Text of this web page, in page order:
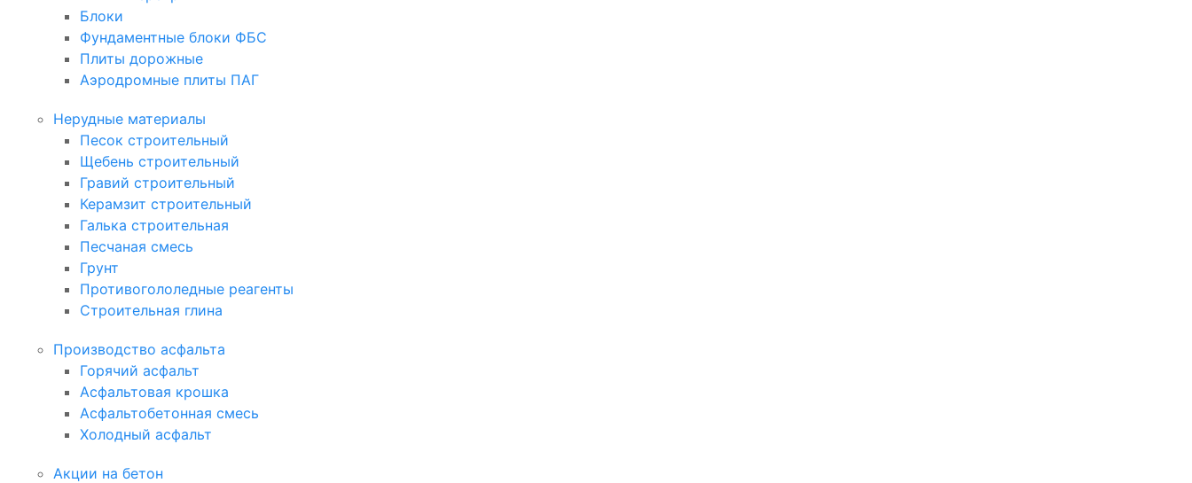
Блоки
Фундаментные блоки ФБС
Плиты дорожные
Аэродромные плиты ПАГ
Нерудные материалы
Песок строительный
Щебень строительный
Гравий строительный
Керамзит строительный
Галька строительная
Песчаная смесь
Грунт
Противогололедные реагенты
Строительная глина
Производство асфальта
Горячий асфальт
Асфальтовая крошка
Асфальтобетонная смесь
Холодный асфальт
Акции на бетон